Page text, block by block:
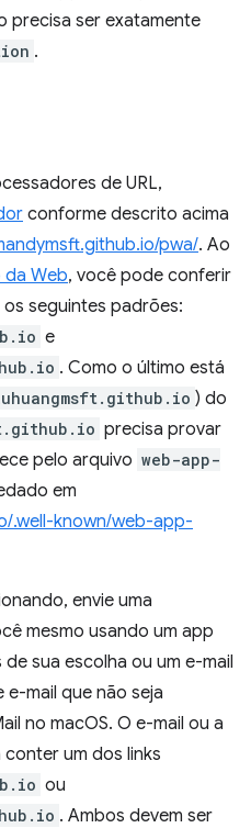
precisa ser exatamente
.
de URL,
conforme descrito acima
pwa/. Ao
Web, você pode conferir
seguintes padrões:
e
. Como o último está
) do
precisa provar
pelo arquivo web-app-
em
.well-known/web-app-
envie uma
mesmo usando um app
sua escolha ou um e-mail
e-mail que não seja
no macOS. O e-mail ou a
um dos links
ou
. Ambos devem ser